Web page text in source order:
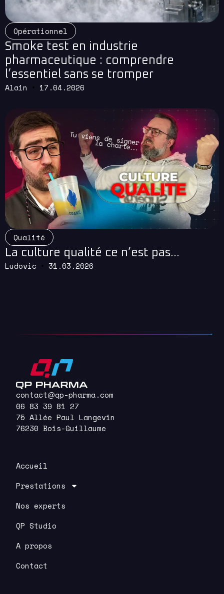
Opérationnel
Smoke test en industrie
pharmaceutique : comprendre
l’essentiel sans se tromper
Alain 17.04.2026
Qualité
La culture qualité ce n’est pas…
Ludovic 31.03.2026
Read More
contact@qp-pharma.com
06 83 39 81 27
75 Allée Paul Langevin
76230 Bois-Guillaume
Accueil
Prestations
Nos experts
QP Studio
A propos
Contact